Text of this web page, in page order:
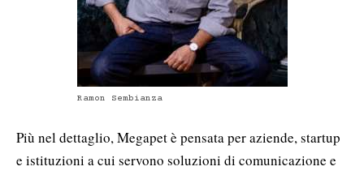
Ramon Sembianza
Più nel dettaglio, Megapet è pensata per aziende, startup
e istituzioni a cui servono soluzioni di comunicazione e